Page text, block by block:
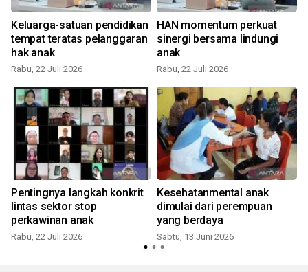
Keluarga-satuan pendidikan
tempat teratas pelanggaran
hak anak
Rabu, 22 Juli 2026
HAN momentum perkuat
sinergi bersama lindungi
anak
Rabu, 22 Juli 2026
Pentingnya langkah konkrit
lintas sektor stop
perkawinan anak
Rabu, 22 Juli 2026
Kesehatanmental anak
dimulai dari perempuan
yang berdaya
Sabtu, 13 Juni 2026